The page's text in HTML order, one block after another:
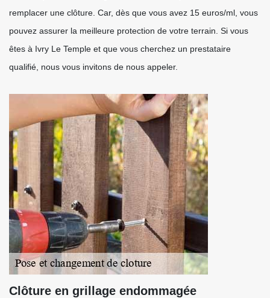
remplacer une clôture. Car, dès que vous avez 15 euros/ml, vous
pouvez assurer la meilleure protection de votre terrain. Si vous
êtes à Ivry Le Temple et que vous cherchez un prestataire
qualifié, nous vous invitons de nous appeler.
Clôture en grillage endommagée